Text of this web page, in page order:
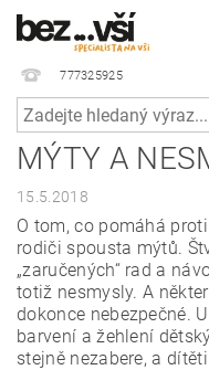
777325925
MÝTY A
15.5.2018
O tom, co pomáhá
rodiči spousta mýtů.
„zaručených“ rad a
totiž nesmysly. A
dokonce nebezpečné.
barvení a žehlení
stejně nezabere, a